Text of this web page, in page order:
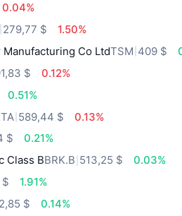
0.04%
279,77 $
1.50%
Co LtdTSM 409 $
$
0.12%
0.51%
589,44 $
0.13%
$
0.21%
Class BBRK.B 513,25 $
0.03%
$
1.91%
$
0.14%